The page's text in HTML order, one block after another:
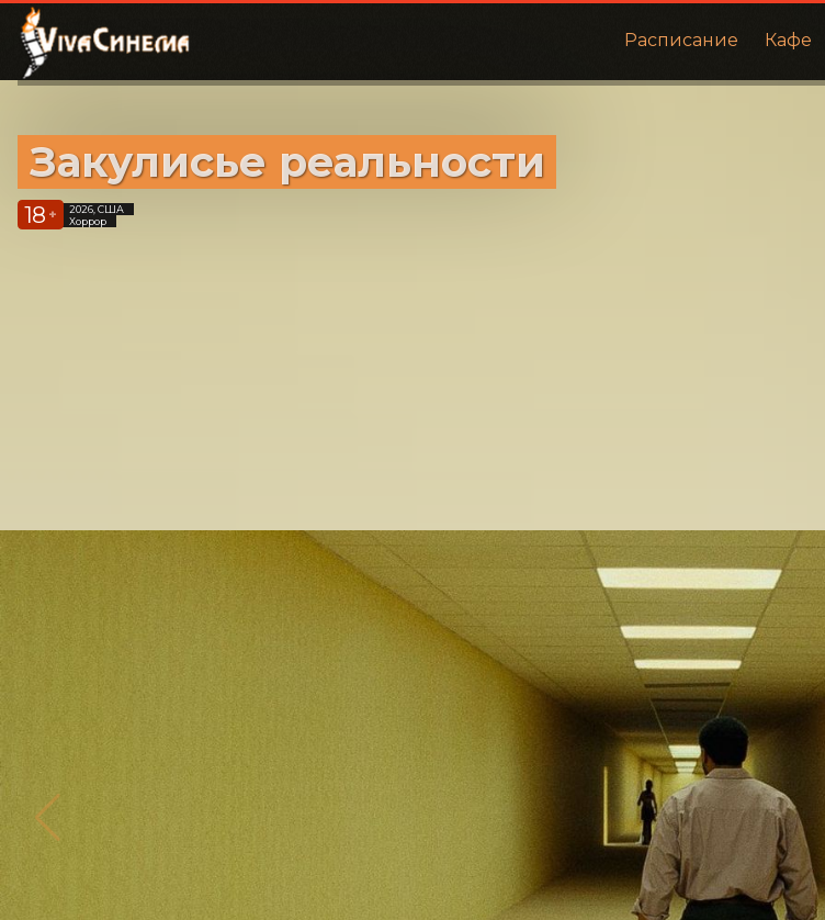
Расписание Кафе
Закулисье реальности
18 +
2026, США
Хоррор